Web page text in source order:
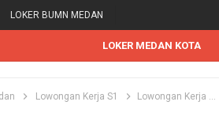
LOKER BUMN MEDAN
LOKER MEDAN KOTA
Lowongan Kerja S1 Lowongan Kerja Medan PT Monspace Mega Indonesia